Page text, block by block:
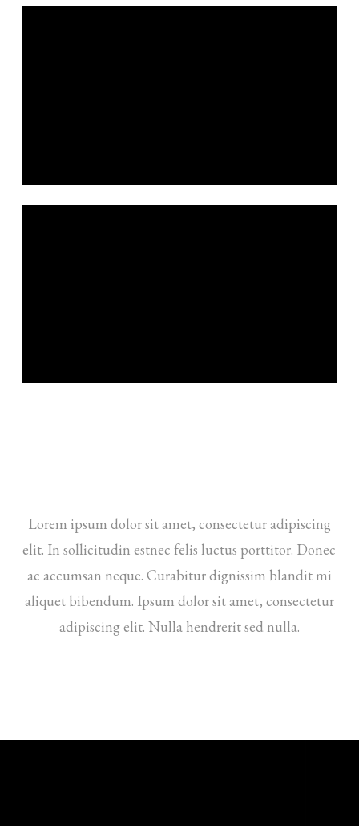
Lorem ipsum dolor sit amet, consectetur adipiscing
elit. In sollicitudin estnec felis luctus porttitor. Donec
ac accumsan neque. Curabitur dignissim blandit mi
aliquet bibendum. Ipsum dolor sit amet, consectetur
adipiscing elit. Nulla hendrerit sed nulla.